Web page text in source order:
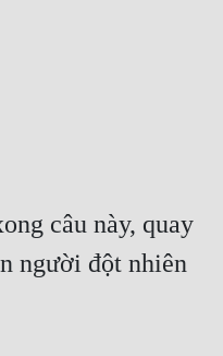
câu này, quay
người đột nhiên